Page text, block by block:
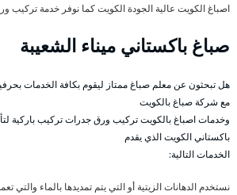
اصباغ الكويت عالية الجودة الكويت كما نوفر خدمة
صباغ باكستاني ميناء الشعيبة
هل تبحثون عن معلم صباغ ممتاز ليقوم بكافة الخدمات
مع شركة صباغ بالكويت
وخدمات اصباغ بالكويت تركيب ورق جدرات تركيب باركية
باكستاني الكويت الذي يقدم
الخدمات التالية:
نستخدم الدهانات الزيتية أو التي يتم تمديدها بالماء والتي